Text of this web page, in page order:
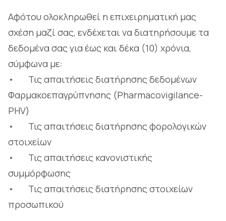
Αφότου ολοκληρωθεί η επιχειρηματική μας
σχέση μαζί σας, ενδέχεται να διατηρήσουμε τα
δεδομένα σας για έως και δέκα (10) χρόνια,
σύμφωνα με:
• Τις απαιτήσεις διατήρησης δεδομένων
Φαρμακοεπαγρύπνησης (Pharmacovigilance-
PHV)
• Τις απαιτήσεις διατήρησης φορολογικών
στοιχείων
• Τις απαιτήσεις κανονιστικής
συμμόρφωσης
• Τις απαιτήσεις διατήρησης στοιχείων
προσωπικού